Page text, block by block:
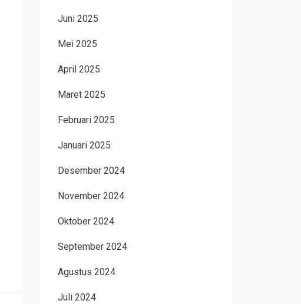
Juni 2025
Mei 2025
April 2025
Maret 2025
Februari 2025
Januari 2025
Desember 2024
November 2024
Oktober 2024
September 2024
Agustus 2024
Juli 2024